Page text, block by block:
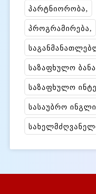
პარტნიორობა
პროგრამირება
საზაფხულო
საზაფხულო
სასაუბრო